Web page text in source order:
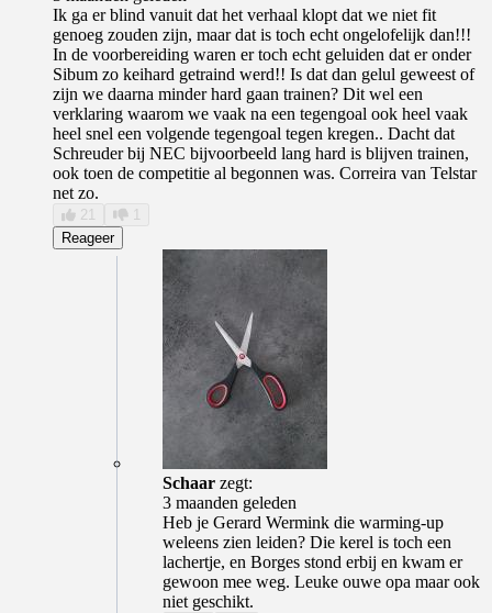
Ik ga er blind vanuit dat het verhaal klopt dat we niet fit
genoeg zouden zijn, maar dat is toch echt ongelofelijk dan!!!
In de voorbereiding waren er toch echt geluiden dat er onder
Sibum zo keihard getraind werd!! Is dat dan gelul geweest of
zijn we daarna minder hard gaan trainen? Dit wel een
verklaring waarom we vaak na een tegengoal ook heel vaak
heel snel een volgende tegengoal tegen kregen.. Dacht dat
Schreuder bij NEC bijvoorbeeld lang hard is blijven trainen,
ook toen de competitie al begonnen was. Correira van Telstar
net zo.
21
1
Reageer
Schaar zegt:
3 maanden geleden
Heb je Gerard Wermink die warming-up
weleens zien leiden? Die kerel is toch een
lachertje, en Borges stond erbij en kwam er
gewoon mee weg. Leuke ouwe opa maar ook
niet geschikt.